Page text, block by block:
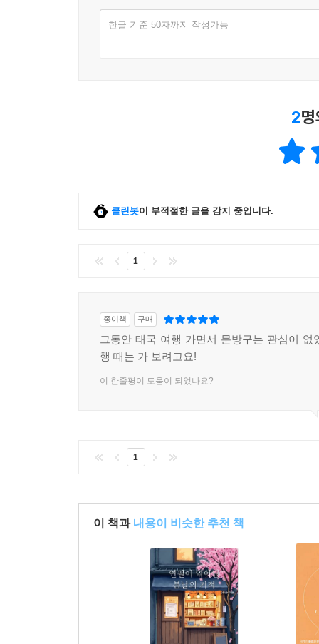
한글 기준 50자까지 작성가능
2
클린봇이 부적절한 글을 감지 중입니다.
1
종이책 구매
그동안 태국 여행 가면서 문방구는 관심이 없
행 때는 가 보려고요!
이 한줄평이 도움이 되었나요?
1
이 책과 내용이 비슷한 추천 책